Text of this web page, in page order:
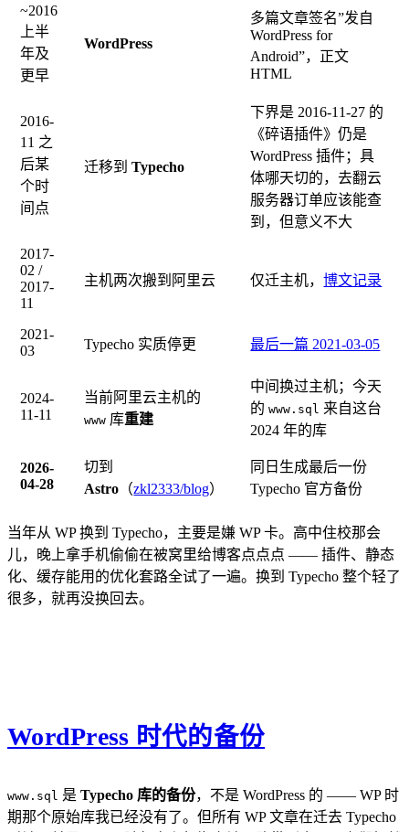
~2016
上半
年及
更早
WordPress
多篇文章签名”发自
WordPress for
Android”，正文
HTML
2016-
11 之
后某
个时
间点
迁移到Typecho
下界是 2016-11-27 的
《碎语插件》仍是
WordPress 插件；具
体哪天切的，去翻云
服务器订单应该能查
到，但意义不大
2017-
02 /
2017-
11
主机两次搬到阿里云 仅迁主机，博文记录
2021-
03
Typecho 实质停更 最后一篇 2021-03-05
2024-
11-11
当前阿里云主机的
www 库重建
中间换过主机；今天
的www.sql 来自这台
2024 年的库
2026-
04-28
切到
Astro （zkl2333/blog）
同日生成最后一份
Typecho 官方备份
当年从 WP 换到 Typecho，主要是嫌 WP 卡。高中住校那会
儿，晚上拿手机偷偷在被窝里给博客点点点 —— 插件、静态
化、缓存能用的优化套路全试了一遍。换到 Typecho 整个轻了
很多，就再没换回去。
WordPress 时代的备份
www.sql 是 Typecho 库的备份，不是 WordPress 的 —— WP 时
期那个原始库我已经没有了。但所有 WP 文章在迁去 Typecho